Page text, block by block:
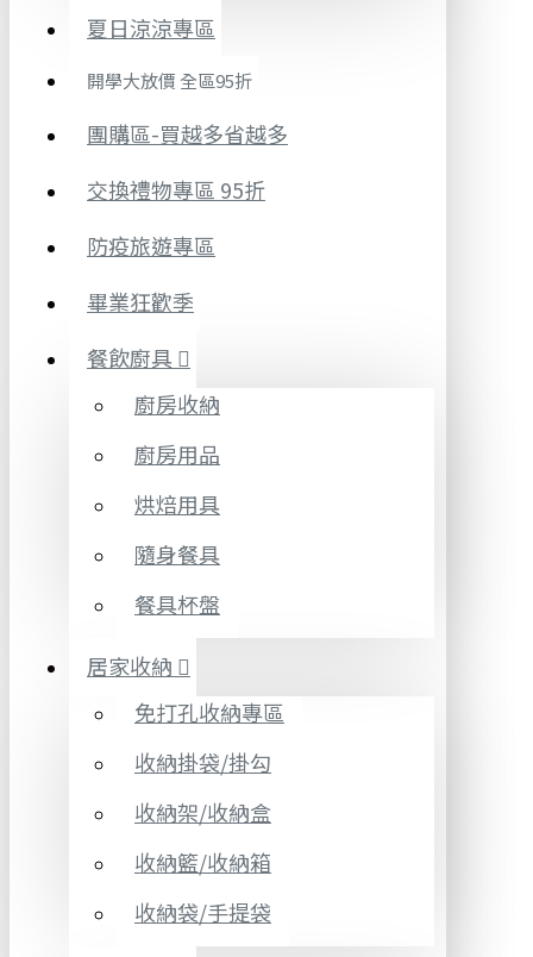
夏日涼涼專區
開學大放價 全區95折
團購區-買越多省越多
交換禮物專區 95折
防疫旅遊專區
畢業狂歡季
餐飲廚具
廚房收納
廚房用品
烘焙用具
隨身餐具
餐具杯盤
居家收納
免打孔收納專區
收納掛袋/掛勾
收納架/收納盒
收納籃/收納箱
收納袋/手提袋